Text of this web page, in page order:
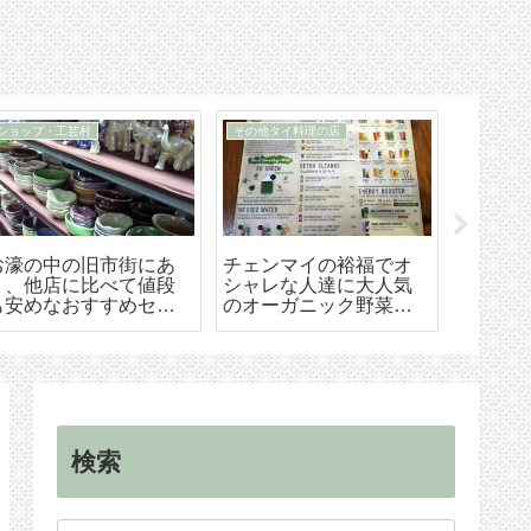
ョップ・工芸村
濠の中の旧市街にあ
、他店に比べて値段
安めなおすすめセラ
その他タイ料理の店
チェンマイの裕福でオ
シャレな人達に大人気
のオーガニック野菜創
（Ohkajhu）」
住まい探し
チェン
ための
うや
から契
ドバイ
検索